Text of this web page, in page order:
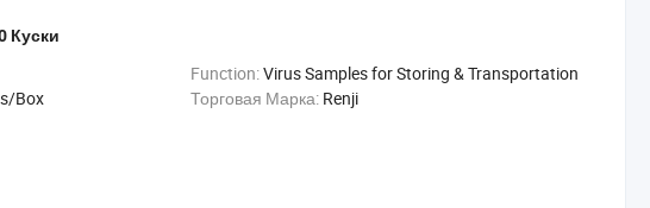
Куски
Function:Virus Samples for Storing & Transportation
Box Торговая Марка: Renji